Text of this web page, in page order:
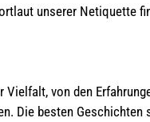
unserer Netiquette
Vielfalt, von den
Die besten Geschichten